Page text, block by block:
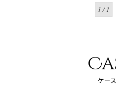
1 / 1
ケー